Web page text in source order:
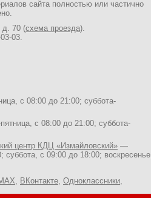
сайта полностью или частично
д. 70 (схема проезда).
03.
с 08:00 до 21:00; суббота-
с 08:00 до 21:00; суббота-
центр КДЦ «Измайловский» —
с 09:00 до 18:00; воскресенье,
ВКонтакте Одноклассники